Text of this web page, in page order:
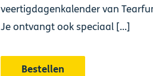
veertigdagenkalender van
Je ontvangt ook speciaal [...]
Bestellen